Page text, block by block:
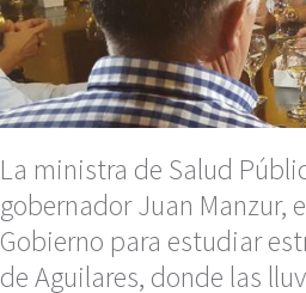
La ministra de Salud
gobernador Juan Manzur,
Gobierno para estudiar
de Aguilares, donde las